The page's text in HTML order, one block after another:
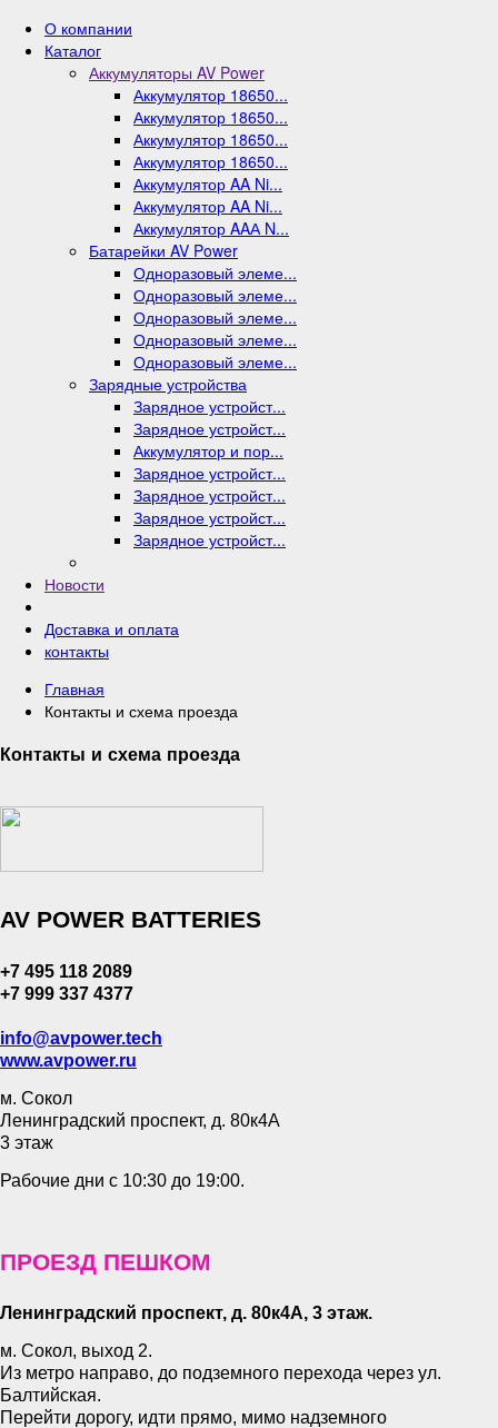
О компании
Каталог
Аккумуляторы AV Power
Аккумулятор 18650...
Аккумулятор 18650...
Аккумулятор 18650...
Аккумулятор 18650...
Аккумулятор AA Ni...
Аккумулятор AA Ni...
Аккумулятор AAА N...
Батарейки AV Power
Одноразовый элеме...
Одноразовый элеме...
Одноразовый элеме...
Одноразовый элеме...
Одноразовый элеме...
Зарядные устройства
Зарядное устройст...
Зарядное устройст...
Аккумулятор и пор...
Зарядное устройст...
Зарядное устройст...
Зарядное устройст...
Зарядное устройст...
Новости
Доставка и оплата
контакты
Главная
Контакты и схема проезда
Контакты и схема проезда
AV POWER BATTERIES
+7 495 118 2089
+7 999 337 4377
info@avpower.tech
www.avpower.ru
м. Сокол
Ленинградский проспект, д. 80к4А
3 этаж
Рабочие дни с 10:30 до 19:00.
ПРОЕЗД ПЕШКОМ
Ленинградский проспект, д. 80к4А, 3 этаж.
м. Сокол, выход 2.
Из метро направо, до подземного перехода через ул.
Балтийская.
Перейти дорогу, идти прямо, мимо надземного